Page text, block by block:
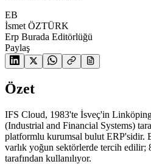
EB
İsmet ÖZTÜRK
Erp Burada Editörlüğü
Paylaş
Özet
IFS Cloud, 1983'te İsveç'in
(Industrial and Financial Systems)
platformlu kurumsal bulut
varlık yoğun sektörlerde tercih
tarafından kullanılıyor.